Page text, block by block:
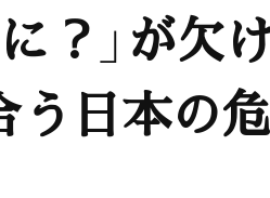
に？」が
う日本の